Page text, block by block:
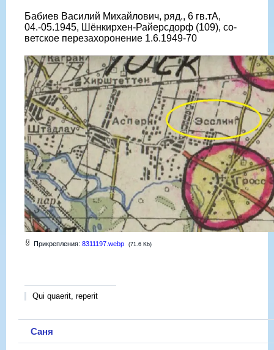
Бабиев Василий Михайлович, ряд., 6 гв.тА,
04.-05.1945, Шёнкирхен-Райерсдорф (109), со-
ветское перезахоронение 1.6.1949-70
Прикрепления: 8311197.webp (71.6 Kb)
Qui quaerit, reperit
Саня